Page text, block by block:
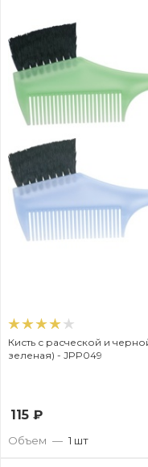
Кисть с расческой и
зеленая) - JPP049
115 ₽
Объем — 1 шт